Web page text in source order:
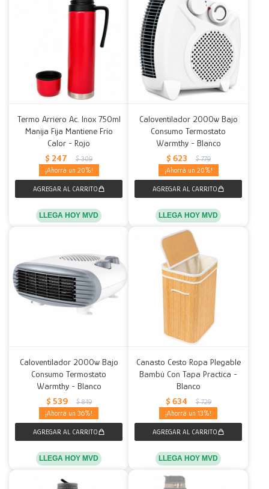
Termo Arriero Ac. Inox 750ml
Manija Fija Mantiene Frío
Calor - Rojo
$ 247 $ 309
20
LLEGA HOY MVD
Caloventilador 2000w Bajo
Consumo Termostato
Warmthy - Blanco
$ 623 $ 779
20
LLEGA HOY MVD
Caloventilador 2000w Bajo
Consumo Termostato
Warmthy - Blanco
$ 539 $ 849
36
LLEGA HOY MVD
Canasto Cesto Ropa Plegable
Bambú Con Tapa Practica -
Blanco
$ 634 $ 729
13
LLEGA HOY MVD